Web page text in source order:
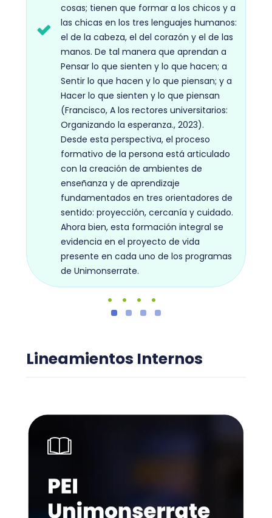
cosas; tienen que formar a los chicos y a
las chicas en los tres lenguajes humanos:
el de la cabeza, el del corazón y el de las
manos. De tal manera que aprendan a
Pensar lo que sienten y lo que hacen; a
Sentir lo que hacen y lo que piensan; y a
Hacer lo que sienten y lo que piensan
(Francisco, A los rectores universitarios:
Organizando la esperanza., 2023).
Desde esta perspectiva, el proceso
formativo de la persona está articulado
con la creación de ambientes de
enseñanza y de aprendizaje
fundamentados en tres orientadores de
sentido: proyección, cercanía y cuidado.
Ahora bien, esta formación integral se
evidencia en el proyecto de vida
presente en cada uno de los programas
de Unimonserrate.
Lineamientos Internos